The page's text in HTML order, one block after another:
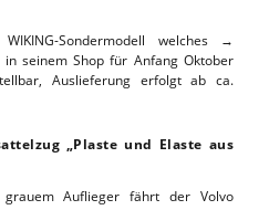
Sondermodell welches →
in seinem Shop für Anfang Oktober
Auslieferung erfolgt ab ca.
„Plaste und Elaste aus
Auflieger fährt der Volvo